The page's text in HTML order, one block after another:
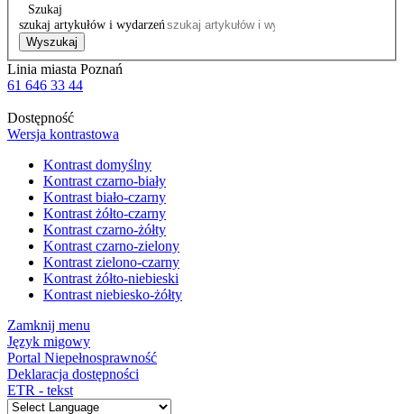
Szukaj
szukaj artykułów i wydarzeń
Wyszukaj
Linia miasta Poznań
61 646 33 44
Dostępność
Wersja kontrastowa
Kontrast domyślny
Kontrast czarno-biały
Kontrast biało-czarny
Kontrast żółto-czarny
Kontrast czarno-żółty
Kontrast czarno-zielony
Kontrast zielono-czarny
Kontrast żółto-niebieski
Kontrast niebiesko-żółty
Zamknij menu
Język migowy
Portal Niepełnosprawność
Deklaracja dostępności
ETR - tekst